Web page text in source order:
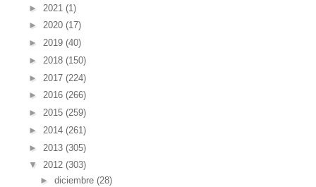
► 2021 (1)
► 2020 (17)
► 2019 (40)
► 2018 (150)
► 2017 (224)
► 2016 (266)
► 2015 (259)
► 2014 (261)
► 2013 (305)
▼ 2012 (303)
► diciembre (28)